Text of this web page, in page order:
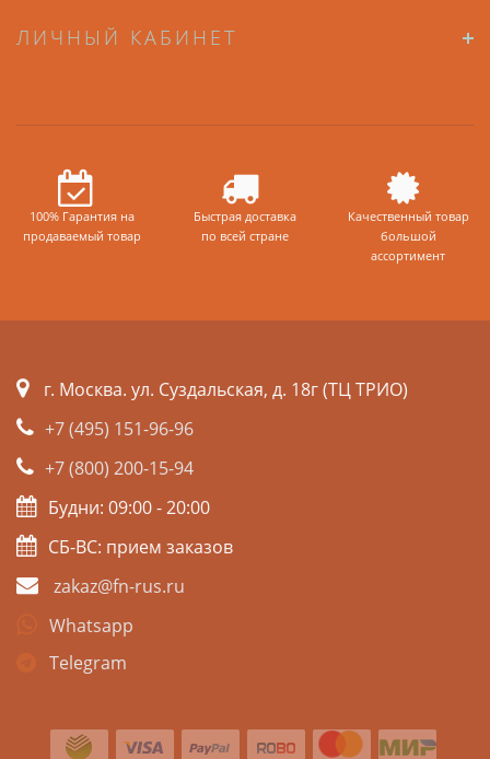
ЛИЧНЫЙ КАБИНЕТ
100% Гарантия на
продаваемый товар
Быстрая доставка
по всей стране
Качественный товар
большой
ассортимент
г. Москва. ул. Суздальская, д. 18г (ТЦ ТРИО)
+7 (495) 151-96-96
+7 (800) 200-15-94
Будни: 09:00 - 20:00
СБ-ВС: прием заказов
zakaz@fn-rus.ru
Whatsapp
Telegram